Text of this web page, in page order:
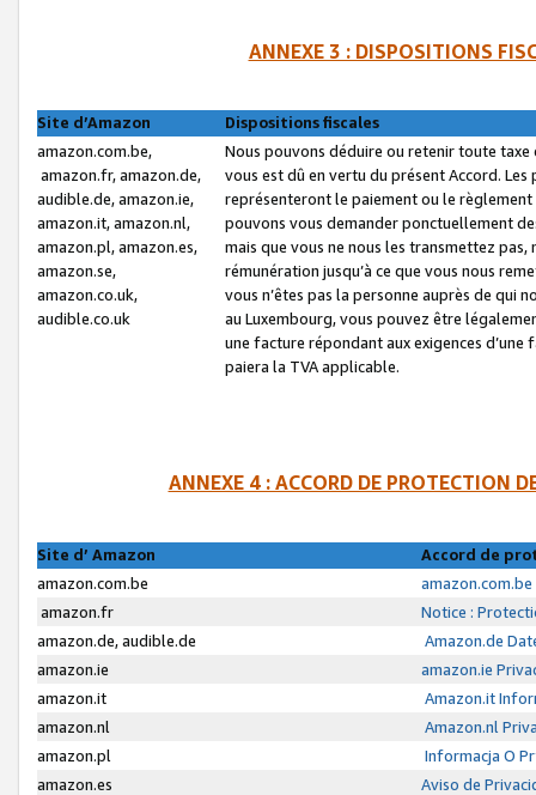
ANNEXE 3 : DISPOSITIONS
Site d’Amazon
Dispositions fiscales
amazon.com.be,
amazon.fr, amazon.de,
audible.de, amazon.ie,
amazon.it, amazon.nl,
amazon.pl, amazon.es,
amazon.se,
amazon.co.uk,
audible.co.uk
Nous pouvons déduire ou retenir toute
vous est dû en vertu du présent Accord.
représenteront le paiement ou le
pouvons vous demander ponctuellement
mais que vous ne nous les transmettez
rémunération jusqu’à ce que vous nous
vous n’êtes pas la personne auprès de qui
au Luxembourg, vous pouvez être
une facture répondant aux exigences
paiera la TVA applicable.
ANNEXE 4 : ACCORD DE PROTECTION
Site d’ Amazon
Accord de
amazon.com.be
amazon.fr
Notice :
amazon.de, audible.de
Amazon.de
amazon.ie
amazon.ie
amazon.it
Amazon.it
amazon.nl
Amazon.nl
amazon.pl
Informacja O
amazon.es
Aviso de